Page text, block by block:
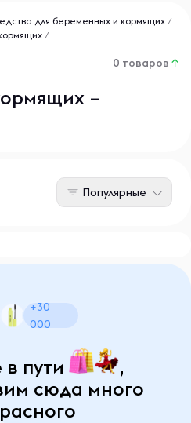
для беременных и кормящих /
/
–
0 товаров ↑
Популярные
+30
000
пути
,
сюда много